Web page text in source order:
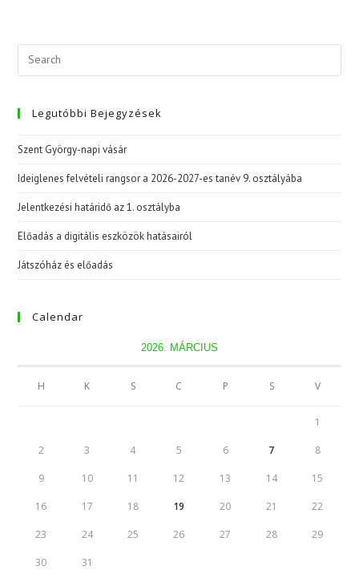
Legutóbbi Bejegyzések
Szent György-napi vásár
Ideiglenes felvételi rangsor a 2026-2027-es tanév 9. osztályába
Jelentkezési határidő az 1. osztályba
Előadás a digitális eszközök hatásairól
Játszóház és előadás
Calendar
2026. MÁRCIUS
H K S C P S V
1
2 3 4 5 6 7 8
9 10 11 12 13 14 15
16 17 18 19 20 21 22
23 24 25 26 27 28 29
30 31